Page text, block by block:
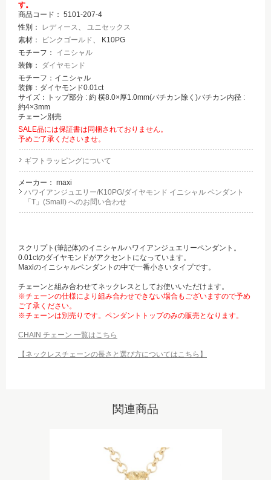
す。
商品コード： 5101-207-4
性別：
レディース、 ユニセックス
素材：
ピンクゴールド、 K10PG
モチーフ： イニシャル
装飾： ダイヤモンド
モチーフ：イニシャル
装飾：ダイヤモンド0.01ct
サイズ：トップ部分 : 約 横8.0×厚1.0mm(バチカン除く)バチカン内径 :
約4×3mm
チェーン別売
SALE品には保証書は同梱されておりません。
予めご了承くださいませ。
ギフトラッピングについて
メーカー： maxi
ハワイアンジュエリー/K10PG/ダイヤモンド イニシャル ペンダント
「T」(Small) へのお問い合わせ
スクリプト(筆記体)のイニシャルハワイアンジュエリーペンダント。
0.01ctのダイヤモンドがアクセントになっています。
Maxiのイニシャルペンダントの中で一番小さいタイプです。
チェーンと組み合わせてネックレスとしてお使いいただけます。
※チェーンの仕様により組み合わせできない場合もございますので予め
ご了承ください。
※チェーンは別売りです。ペンダントトップのみの販売となります。
CHAIN チェーン 一覧はこちら
【ネックレスチェーンの長さと選び方についてはこちら】
関連商品